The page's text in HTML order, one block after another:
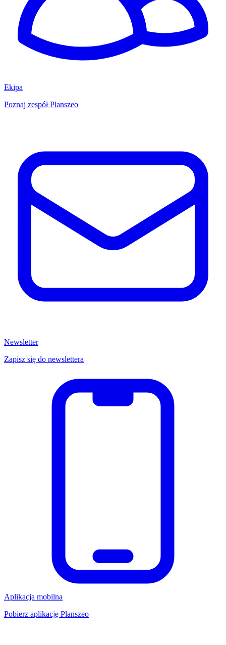
Ekipa
Poznaj zespół Planszeo
Newsletter
Zapisz się do newslettera
Aplikacja mobilna
Pobierz aplikację Planszeo